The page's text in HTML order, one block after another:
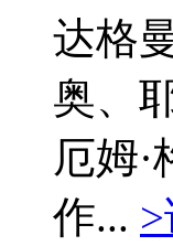
达格
奥、
厄姆
作...